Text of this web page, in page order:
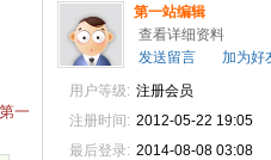
一
第一站编辑
查看详细资料
发送留言
加为好
用户等级: 注册会员
注册时间: 2012-05-22 19:05
最后登录: 2014-08-08 03:08